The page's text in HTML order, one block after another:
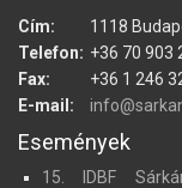
Cím:
1118
Telefon: +36 70 903
Fax:
+36 1 246
E-mail:
Események
15. IDBF